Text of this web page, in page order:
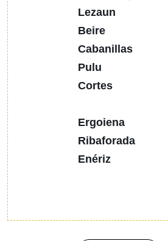
Lezaun
Beire
Cabanillas
Pulu
Cortes
Ergoiena
Ribaforada
Enériz